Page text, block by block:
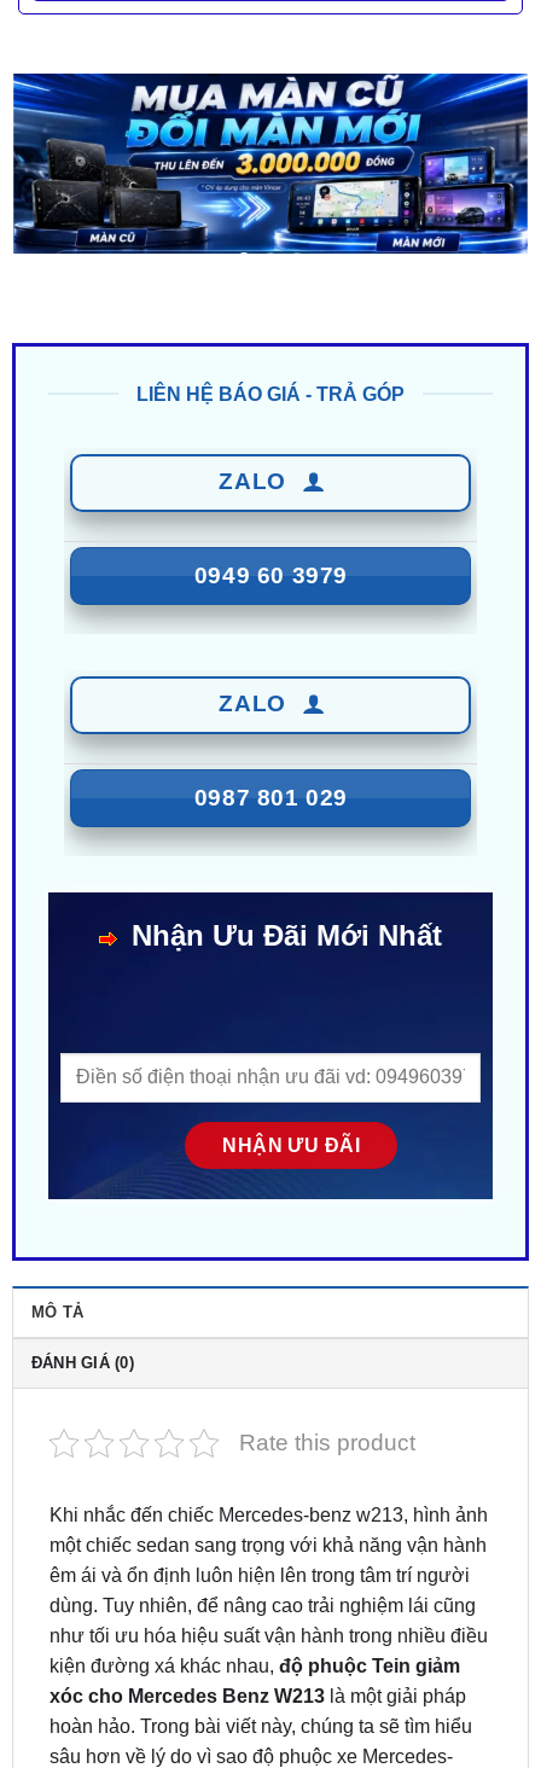
0949 60 3979
0987 801 029
ĐÁNH GIÁ (0)
Khi nhắc đến chiếc Mercedes-benz w213, hình ảnh
êm ái và ổn định luôn hiện lên trong tâm trí người
dùng. Tuy nhiên, để nâng cao trải nghiệm lái cũng
như tối ưu hóa hiệu suất vận hành trong nhiều điều
kiện đường xá khác nhau,độ phuộc Tein giảm
xóc cho Mercedes Benz W213là một giải pháp
hoàn hảo. Trong bài viết này, chúng ta sẽ tìm hiểu
sâu hơn về lý do vì sao độ phuộc xe Mercedes-
Benz W213 lại quan trọng, cũng như trung tâm lắp
đặt uy tín để đảm bảo sự an toàn và hiệu quả cao